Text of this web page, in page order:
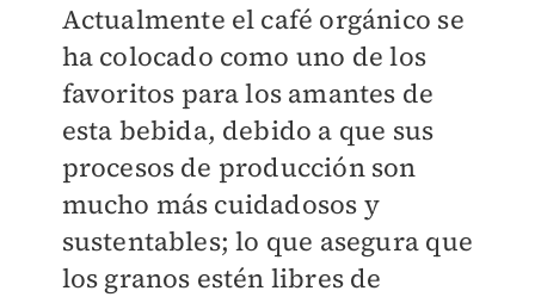
Actualmente el café orgánico se
ha colocado como uno de los
favoritos para los amantes de
esta bebida, debido a que sus
procesos de producción son
mucho más cuidadosos y
sustentables; lo que asegura que
los granos estén libres de